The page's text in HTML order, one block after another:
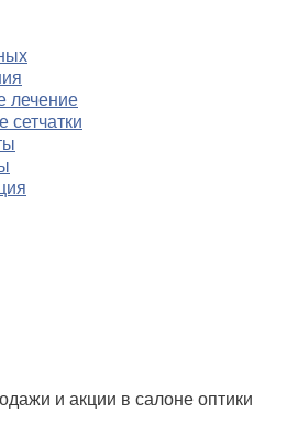
лечение
сетчатки
и акции в салоне оптики